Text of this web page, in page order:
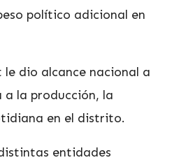
político adicional en
dio alcance nacional a
la producción, la
en el distrito.
entidades